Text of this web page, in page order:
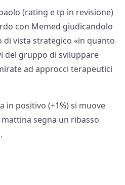
(rating e tp in revisione)
con Memed giudicandolo
vista strategico «in quanto
del gruppo di sviluppare
ad approcci terapeutici
in positivo (+1%) si muove
segna un ribasso